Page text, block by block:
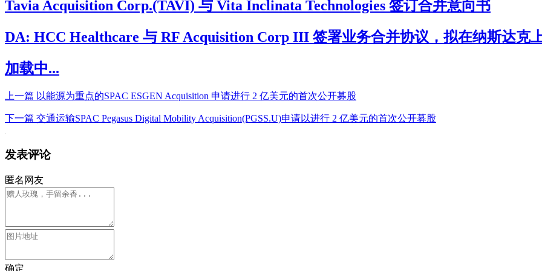
Tavia Acquisition Corp.(TAVI) 与 Vita Inclinata Technologies 签订合并意向书
DA: HCC Healthcare 与 RF Acquisition Corp III 签署业务合并协议，拟在纳斯达克
加载中...
上一篇 以能源为重点的SPAC ESGEN Acquisition 申请进行 2 亿美元的首次公开募股
下一篇 交通运输SPAC Pegasus Digital Mobility Acquisition(PGSS.U)申请以进行 2 亿美元的首次公开募股
发表评论
匿名网友
确定